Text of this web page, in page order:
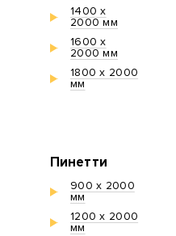
1400 х
2000 мм
1600 х
2000 мм
1800 х 2000
мм
Пинетти
900 х 2000
мм
1200 х 2000
мм